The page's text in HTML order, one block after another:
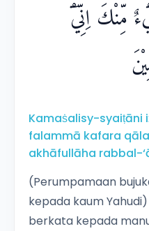
مِّنْكَ اِنِّيْٓ
Kamaṡalisy-syaiṭāni
falammā kafara
akhāfullāha rabbal-
(Perumpamaan
kepada kaum
berkata kepada